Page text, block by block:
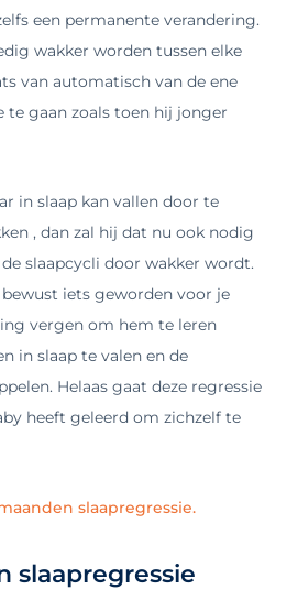
een permanente verandering.
wakker worden tussen elke
van automatisch van de ene
te gaan zoals toen hij jonger
in slaap kan vallen door te
, dan zal hij dat nu ook nodig
slaapcycli door wakker wordt.
bewust iets geworden voor je
vergen om hem te leren
in slaap te valen en de
Helaas gaat deze regressie
heeft geleerd om zichzelf te
slaapregressie.
slaapregressie